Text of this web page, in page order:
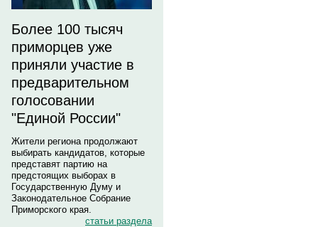
Более 100 тысяч
приморцев уже
приняли участие в
предварительном
голосовании
"Единой России"
Жители региона продолжают
выбирать кандидатов, которые
представят партию на
предстоящих выборах в
Государственную Думу и
Законодательное Собрание
Приморского края.
статьи раздела